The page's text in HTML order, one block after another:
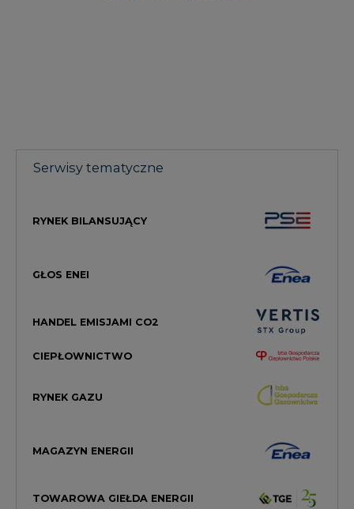
Serwisy tematyczne
RYNEK BILANSUJĄCY
GŁOS ENEI
HANDEL EMISJAMI CO2
CIEPŁOWNICTWO
RYNEK GAZU
MAGAZYN ENERGII
TOWAROWA GIEŁDA ENERGII